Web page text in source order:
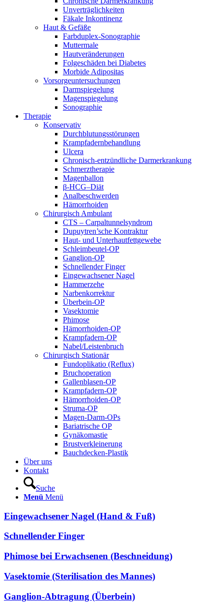
Unverträglichkeiten
Fäkale Inkontinenz
Haut & Gefäße
Farbduplex-Sonographie
Muttermale
Hautveränderungen
Folgeschäden bei Diabetes
Morbide Adipositas
Vorsorgeuntersuchungen
Darmspiegelung
Magenspiegelung
Sonographie
Therapie
Konservativ
Durchblutungsstörungen
Krampfadernbehandlung
Ulcera
Chronisch-entzündliche Darmerkrankung
Schmerztherapie
Magenballon
β-HCG–Diät
Analbeschwerden
Hämorrhoiden
Chirurgisch Ambulant
CTS – Carpaltunnelsyndrom
Dupuytren’sche Kontraktur
Haut- und Unterhautfettgewebe
Schleimbeutel-OP
Ganglion-OP
Schnellender Finger
Eingewachsener Nagel
Hammerzehe
Narbenkorrektur
Überbein-OP
Vasektomie
Phimose
Hämorrhoiden-OP
Krampfadern-OP
Nabel/Leistenbruch
Chirurgisch Stationär
Fundoplikatio (Reflux)
Bruchoperation
Gallenblasen-OP
Krampfadern-OP
Hämorrhoiden-OP
Struma-OP
Magen-Darm-OPs
Bariatrische OP
Gynäkomastie
Brustverkleinerung
Bauchdecken-Plastik
Über uns
Kontakt
Suche
Menü Menü
Eingewachsener Nagel (Hand & Fuß)
Schnellender Finger
Phimose bei Erwachsenen (Beschneidung)
Vasektomie (Sterilisation des Mannes)
Ganglion-Abtragung (Überbein)